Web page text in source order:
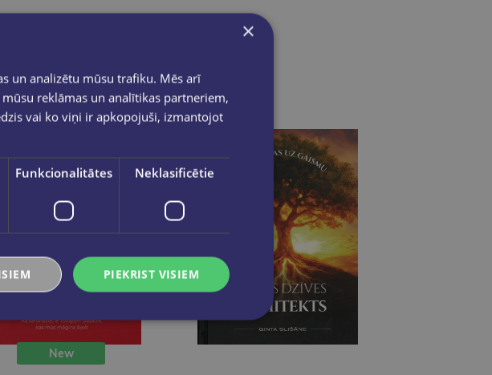
New
×
un analizētu mūsu trafiku. Mēs arī
reklāmas un analītikas partneriem,
vai ko viņi ir apkopojuši, izmantojot
Funkcionalitātes Neklasificētie
PIEKRIST VISIEM